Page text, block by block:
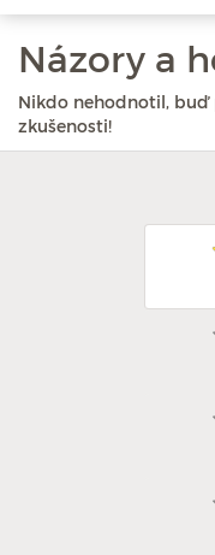
Názory a
Nikdo nehodnotil, buď
zkušenosti!